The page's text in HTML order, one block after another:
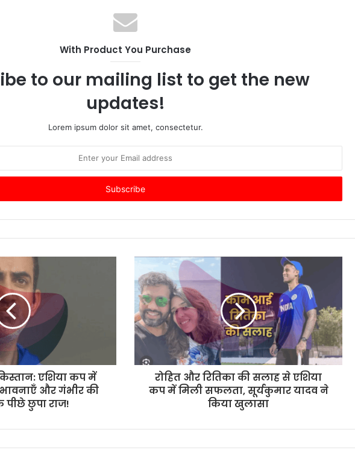
With Product You Purchase
to our mailing list to get the new
updates!
Lorem ipsum dolor sit amet, consectetur.
एशिया कप में
और गंभीर की
पीछे छुपा राज!
रोहित और रितिका की सलाह से एशिया
कप में मिली सफलता, सूर्यकुमार यादव ने
किया खुलासा